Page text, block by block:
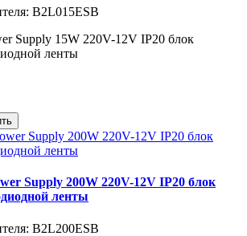
B2L015ESB
Supply 15W 220V-12V IP20 блок
ленты
Supply 200W 220V-12V IP20 блок
ленты
B2L200ESB